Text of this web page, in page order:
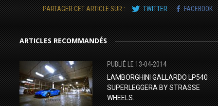
PARTAGER CET ARTICLE SUR : TWITTER FACEBOOK
ARTICLES RECOMMANDÉS
PUBLIÉ LE 13-04-2014
LAMBORGHINI GALLARDO LP540
SUPERLEGGERA BY STRASSE
WHEELS.